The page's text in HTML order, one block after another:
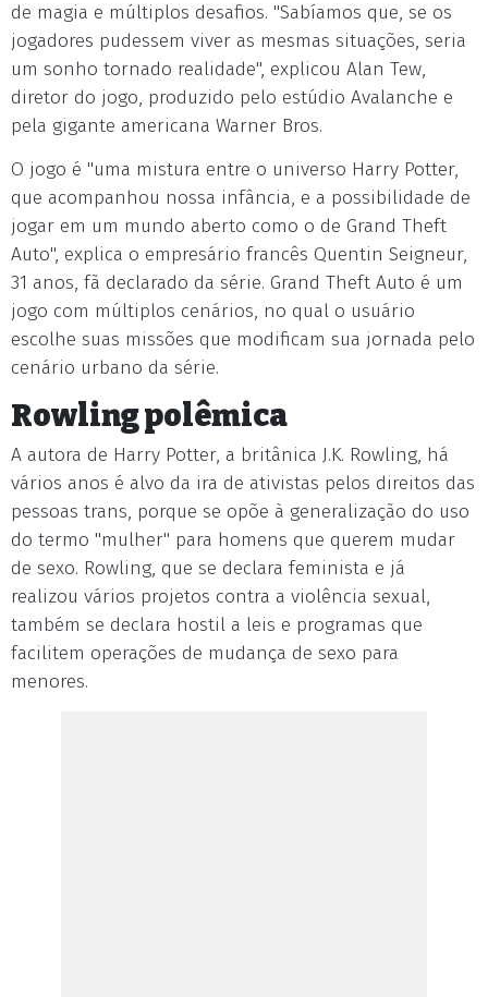
de magia e múltiplos desafios. "Sabíamos que, se os
jogadores pudessem viver as mesmas situações, seria
um sonho tornado realidade", explicou Alan Tew,
diretor do jogo, produzido pelo estúdio Avalanche e
pela gigante americana Warner Bros.
O jogo é "uma mistura entre o universo Harry Potter,
que acompanhou nossa infância, e a possibilidade de
jogar em um mundo aberto como o de Grand Theft
Auto", explica o empresário francês Quentin Seigneur,
31 anos, fã declarado da série. Grand Theft Auto é um
jogo com múltiplos cenários, no qual o usuário
escolhe suas missões que modificam sua jornada pelo
cenário urbano da série.
Rowling polêmica
A autora de Harry Potter, a britânica J.K. Rowling, há
vários anos é alvo da ira de ativistas pelos direitos das
pessoas trans, porque se opõe à generalização do uso
do termo "mulher" para homens que querem mudar
de sexo. Rowling, que se declara feminista e já
realizou vários projetos contra a violência sexual,
também se declara hostil a leis e programas que
facilitem operações de mudança de sexo para
menores.